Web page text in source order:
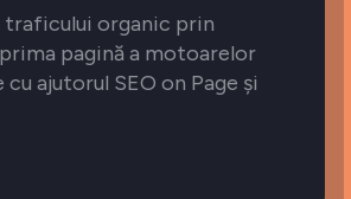
traficului organic prin
pagină a motoarelor
cu ajutorul SEO on Page și